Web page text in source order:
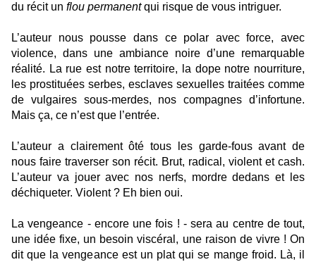
du récit un flou permanentqui risque de vous intriguer.
L’auteur nous pousse dans ce polar avec force, avec
violence, dans une ambiance noire d’une remarquable
réalité. La rue est notre territoire, la dope notre nourriture,
les prostituées serbes, esclaves sexuelles traitées comme
de vulgaires sous-merdes, nos compagnes d’infortune.
Mais ça, ce n’est que l’entrée.
L’auteur a clairement ôté tous les garde-fous avant de
nous faire traverser son récit. Brut, radical, violent et cash.
L’auteur va jouer avec nos nerfs, mordre dedans et les
déchiqueter. Violent ? Eh bien oui.
La vengeance - encore une fois ! - sera au centre de tout,
une idée fixe, un besoin viscéral, une raison de vivre ! On
dit que la vengeance est un plat qui se mange froid. Là, il